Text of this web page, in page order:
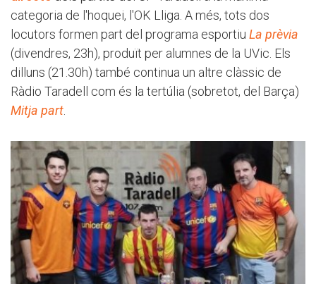
categoria de l'hoquei, l'OK Lliga. A més, tots dos
locutors formen part del programa esportiu La prèvia
(divendres, 23h), produït per alumnes de la UVic. Els
dilluns (21.30h) també continua un altre clàssic de
Ràdio Taradell com és la tertúlia (sobretot, del Barça)
Mitja part.